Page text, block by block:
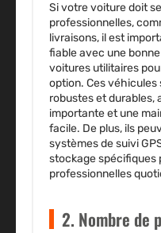
Si votre voiture doit
professionnelles,
livraisons, il est
fiable avec une
voitures utilitaires
option. Ces
robustes et durables,
importante et une
facile. De plus, ils
systèmes de suivi
stockage spécifiques
professionnelles
2. Nombre de